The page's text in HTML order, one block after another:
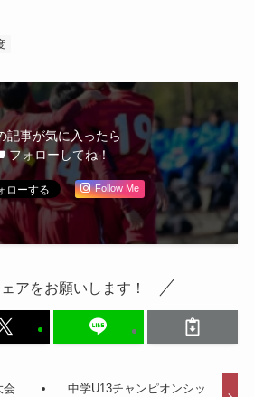
記事が気に入ったら
フォローしてね！
Follow Me
アをお願いします！
会
中学U13チャンピオンシッ